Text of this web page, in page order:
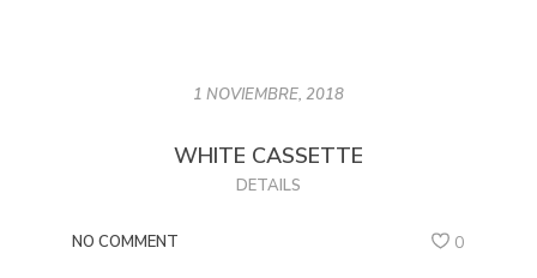
1 NOVIEMBRE, 2018
WHITE CASSETTE
DETAILS
NO COMMENT 0